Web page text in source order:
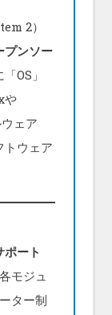
2）
プンソー
OS」
や
ェア
トウェア
ート
モジュ
ター制